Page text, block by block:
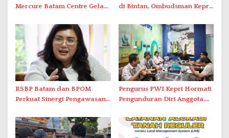
Mercure Batam Centre Gelar
Nusantara’
di Bintan, Ombudsman Kepri
Solar Nelayan
RSBP Batam dan BPOM
Perkuat Sinergi Pengawasan
Pelayanan Kefarmasian
Pengurus PWI Kepri Hormati
Pengunduran Diri Anggota,
Administrasi ke Pusat